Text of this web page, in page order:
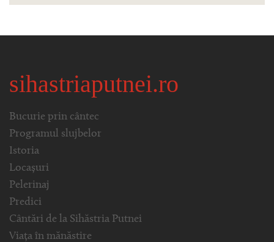
sihastriaputnei.ro
Bucurie prin cântec
Programul slujbelor
Istoria
Locașuri
Pelerinaj
Predici
Cântări de la Sihăstria Putnei
Viața în mănăstire